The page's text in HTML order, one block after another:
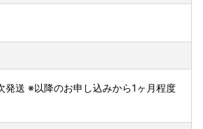
送 ※以降のお申し込みから1ヶ月程度